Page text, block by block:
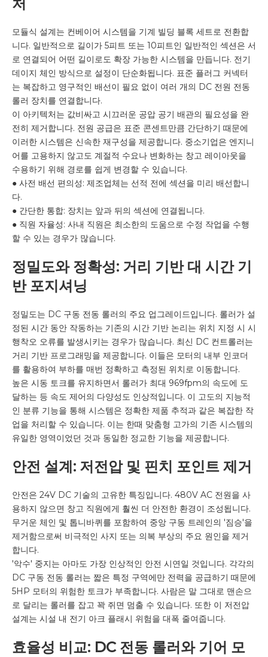
처
모듈식 설계는 컨베이어 시스템을 기계 빌딩 블록 세트로 전환합
니다. 일반적으로 길이가 5피트 또는 10피트인 일반적인 섹션은 서
로 연결되어 어떤 길이로도 확장 가능한 시스템을 만듭니다. 전기
데이지 체인 방식으로 설정이 단순화됩니다. 표준 플러그 커넥터
는 복잡하고 영구적인 배선이 필요 없이 여러 개의 DC 전원 전동
롤러 장치를 연결합니다.
이 아키텍처는 값비싸고 시끄러운 공압 공기 배관의 필요성을 완
전히 제거합니다. 전원 공급은 표준 콘센트만큼 간단하기 때문에
이러한 시스템은 신속한 재구성을 제공합니다. 중소기업은 엔지니
어를 고용하지 않고도 계절적 수요나 변화하는 창고 레이아웃을
수용하기 위해 경로를 쉽게 변경할 수 있습니다.
● 사전 배선 편의성: 제조업체는 선적 전에 섹션을 미리 배선합니
다.
● 간단한 통합: 장치는 앞과 뒤의 섹션에 연결됩니다.
● 직원 자율성: 사내 직원은 최소한의 도움으로 수정 작업을 수행
할 수 있는 경우가 많습니다.
정밀도와 정확성: 거리 기반 대 시간 기
반 포지셔닝
정밀도는 DC 구동 전동 롤러의 주요 업그레이드입니다. 롤러가 설
정된 시간 동안 작동하는 기존의 시간 기반 논리는 위치 지정 시 시
행착오 오류를 발생시키는 경우가 많습니다. 최신 DC 컨트롤러는
거리 기반 프로그래밍을 제공합니다. 이들은 모터의 내부 인코더
를 활용하여 부하를 매번 정확하고 측정된 위치로 이동합니다.
높은 시동 토크를 유지하면서 롤러가 최대 969fpm의 속도에 도
달하는 등 속도 제어의 다양성도 인상적입니다. 이 고도의 지능적
인 분류 기능을 통해 시스템은 정확한 제품 추적과 같은 복잡한 작
업을 처리할 수 있습니다. 이는 한때 맞춤형 고가의 기존 시스템의
유일한 영역이었던 것과 동일한 정교한 기능을 제공합니다.
안전 설계: 저전압 및 핀치 포인트 제거
안전은 24V DC 기술의 고유한 특징입니다. 480V AC 전원을 사
용하지 않으면 창고 직원에게 훨씬 더 안전한 환경이 조성됩니다.
무거운 체인 및 톱니바퀴를 포함하여 중앙 구동 트레인의 '짐승'을
제거함으로써 비극적인 사지 또는 의복 부상의 주요 원인을 제거
합니다.
'악수' 중지는 아마도 가장 인상적인 안전 시연일 것입니다. 각각의
DC 구동 전동 롤러는 짧은 특정 구역에만 전력을 공급하기 때문에
5HP 모터의 위험한 토크가 부족합니다. 사람은 말 그대로 맨손으
로 달리는 롤러를 잡고 꽉 쥐면 멈출 수 있습니다. 또한 이 저전압
설계는 시설 내 전기 아크 플래시 위험을 대폭 줄여줍니다.
효율성 비교: DC 전동 롤러와 기어 모